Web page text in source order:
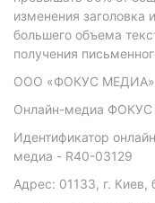
изменения заголовка
большего объема
получения
ООО «ФОКУС МЕДИА»
Онлайн-медиа ФОКУС
Идентификатор
медиа - R40-03129
Адрес: 01133, г. Киев,